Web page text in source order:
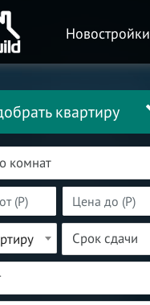
Новостройки
квартиру